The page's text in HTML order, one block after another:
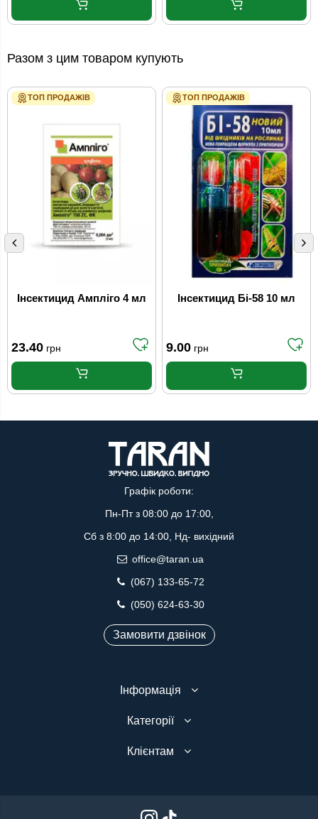
Разом з цим товаром купують
ТОП ПРОДАЖІВ
Інсектицид Ампліго 4 мл
23.40 грн
ТОП ПРОДАЖІВ
Інсектицид Бі-58 10 мл
9.00 грн
Графік роботи:
Пн-Пт з 08:00 до 17:00,
Сб з 8:00 до 14:00, Нд- вихідний
office@taran.ua
(067) 133-65-72
(050) 624-63-30
Замовити дзвінок
Інформація
Категорії
Клієнтам